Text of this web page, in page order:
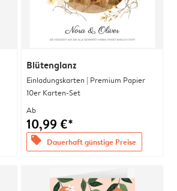
Blütenglanz
Einladungskarten | Premium Papier
10er Karten-Set
Ab
10,99 €*
offers Dauerhaft günstige Preise